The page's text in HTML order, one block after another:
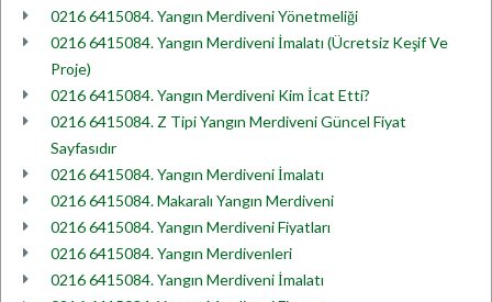
0216 6415084. Yangın Merdiveni Yönetmeliği
0216 6415084. Yangın Merdiveni İmalatı (Ücretsiz Keşif Ve
Proje)
0216 6415084. Yangın Merdiveni Kim İcat Etti?
0216 6415084. Z Tipi Yangın Merdiveni Güncel Fiyat
Sayfasıdır
0216 6415084. Yangın Merdiveni İmalatı
0216 6415084. Makaralı Yangın Merdiveni
0216 6415084. Yangın Merdiveni Fiyatları
0216 6415084. Yangın Merdivenleri
0216 6415084. Yangın Merdiveni İmalatı